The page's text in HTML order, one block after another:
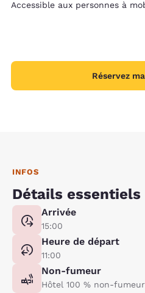
Accessible aux personnes à
Réservez
INFOS
Détails essentiels
Arrivée
15:00
Heure de départ
11:00
Non-fumeur
Hôtel 100 % non-fumeur